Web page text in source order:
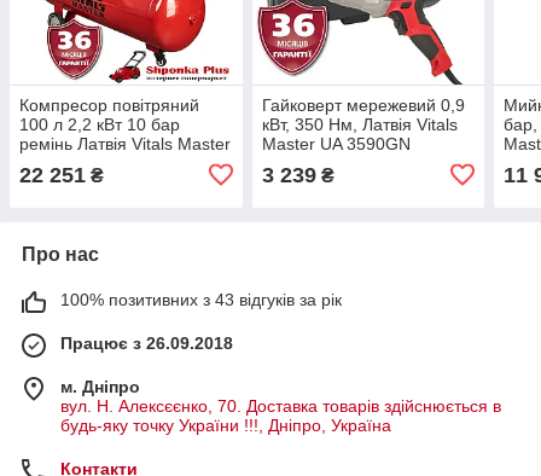
Компресор повітряний
100 л 2,2 кВт 10 бар
ремінь Латвія Vitals Master
22 251 ₴
Гайковерт мережевий 0,9
кВт, 350 Нм, Латвія Vitals
Master UA 3590GN
3 239₴
бар,
11
Про нас
100% позитивних з 43 відгуків за рік
Працює з 26.09.2018
м. Дніпро
вул. Н. Алексєєнко, 70. Доставка товарів здійснюється в
будь-яку точку України !!!, Дніпро, Україна
Контакти